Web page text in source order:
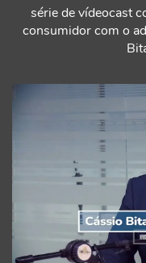
série de vídeocast
consumidor com o